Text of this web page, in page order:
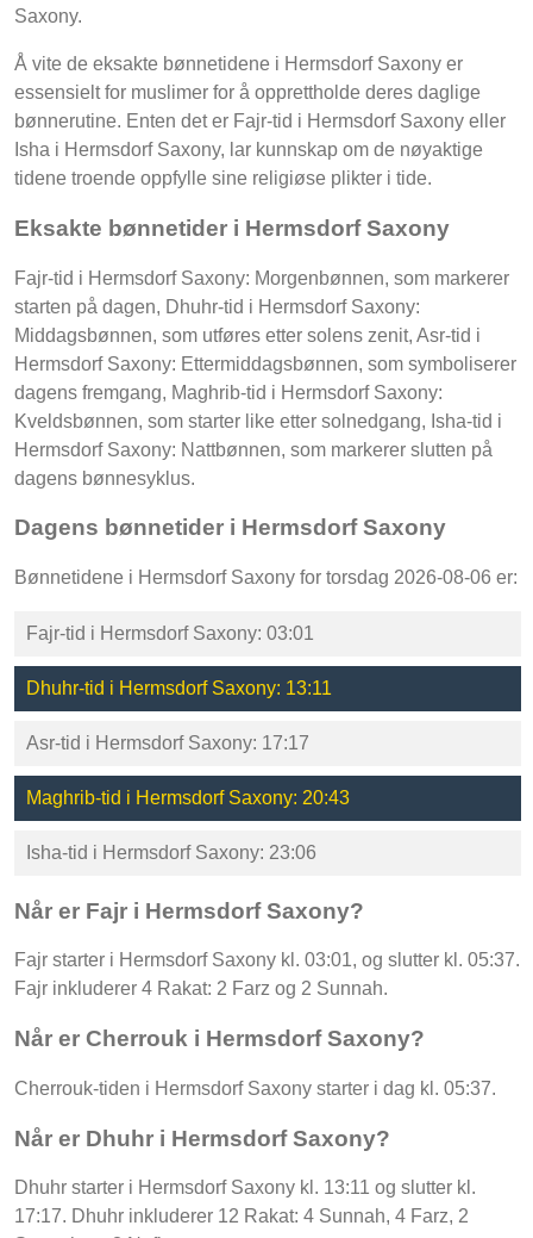
Saxony.
Å vite de eksakte bønnetidene i Hermsdorf Saxony er
essensielt for muslimer for å opprettholde deres daglige
bønnerutine. Enten det er Fajr-tid i Hermsdorf Saxony eller
Isha i Hermsdorf Saxony, lar kunnskap om de nøyaktige
tidene troende oppfylle sine religiøse plikter i tide.
Eksakte bønnetider i Hermsdorf Saxony
Fajr-tid i Hermsdorf Saxony: Morgenbønnen, som markerer
starten på dagen, Dhuhr-tid i Hermsdorf Saxony:
Middagsbønnen, som utføres etter solens zenit, Asr-tid i
Hermsdorf Saxony: Ettermiddagsbønnen, som symboliserer
dagens fremgang, Maghrib-tid i Hermsdorf Saxony:
Kveldsbønnen, som starter like etter solnedgang, Isha-tid i
Hermsdorf Saxony: Nattbønnen, som markerer slutten på
dagens bønnesyklus.
Dagens bønnetider i Hermsdorf Saxony
Bønnetidene i Hermsdorf Saxony for torsdag 2026-08-06 er:
Fajr-tid i Hermsdorf Saxony: 03:01
Dhuhr-tid i Hermsdorf Saxony: 13:11
Asr-tid i Hermsdorf Saxony: 17:17
Maghrib-tid i Hermsdorf Saxony: 20:43
Isha-tid i Hermsdorf Saxony: 23:06
Når er Fajr i Hermsdorf Saxony?
Fajr starter i Hermsdorf Saxony kl. 03:01, og slutter kl. 05:37.
Fajr inkluderer 4 Rakat: 2 Farz og 2 Sunnah.
Når er Cherrouk i Hermsdorf Saxony?
Cherrouk-tiden i Hermsdorf Saxony starter i dag kl. 05:37.
Når er Dhuhr i Hermsdorf Saxony?
Dhuhr starter i Hermsdorf Saxony kl. 13:11 og slutter kl.
17:17. Dhuhr inkluderer 12 Rakat: 4 Sunnah, 4 Farz, 2